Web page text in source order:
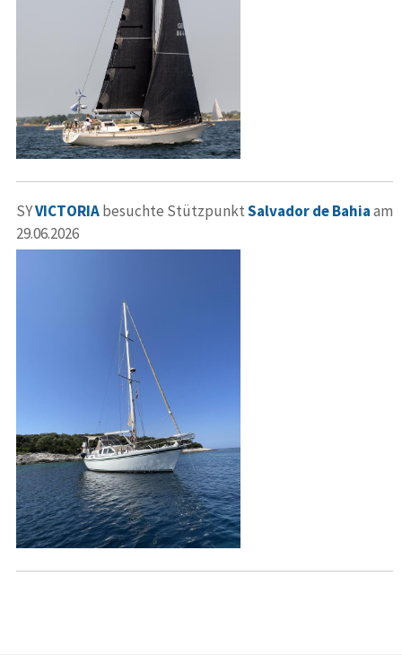
SYVICTORIAbesuchte StützpunktSalvador de Bahiaam
29.06.2026